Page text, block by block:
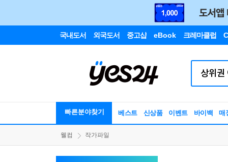
국내도서 외국도서 중고샵 eBook 크레마클럽
빠른분야찾기 베스트 신상품 이벤트 바이백 매
웰컴 작가파일